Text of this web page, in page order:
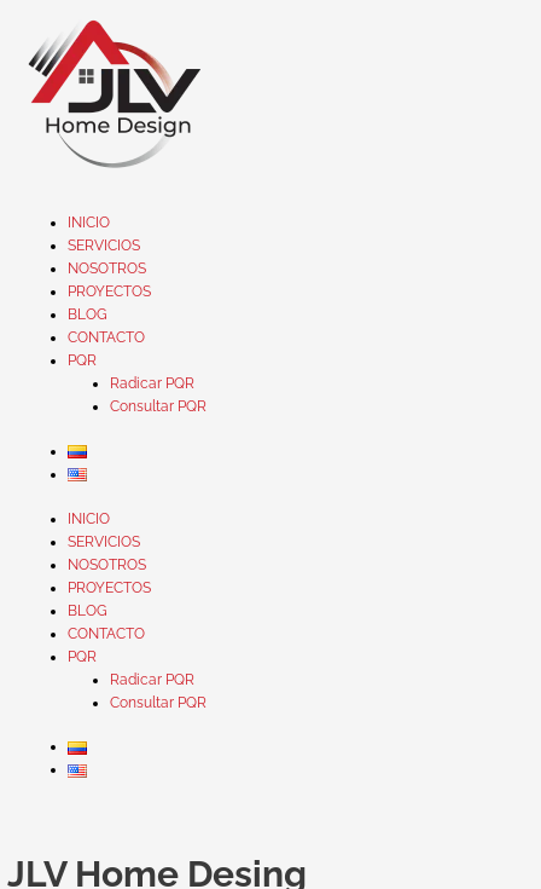
INICIO
SERVICIOS
NOSOTROS
PROYECTOS
BLOG
CONTACTO
PQR
Radicar PQR
Consultar PQR
INICIO
SERVICIOS
NOSOTROS
PROYECTOS
BLOG
CONTACTO
PQR
Radicar PQR
Consultar PQR
JLV Home Desing
Actualizaciones
primera
jornada
Vásquez
informó
Vásquez
se
de
JLV